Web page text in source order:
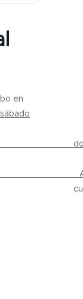
en
sábado